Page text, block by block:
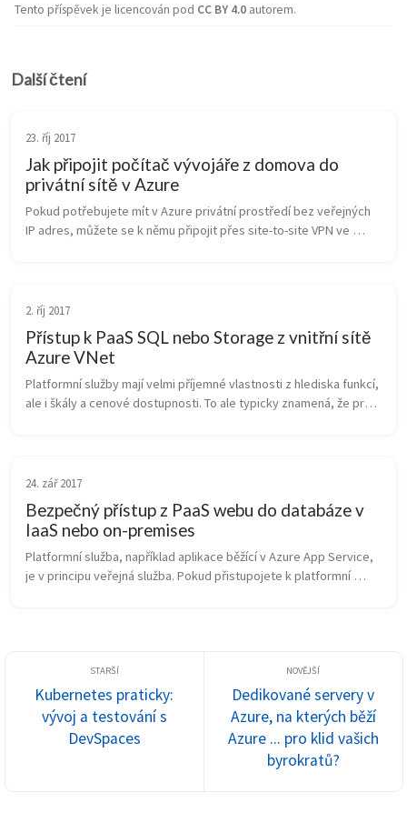
Tento příspěvek je licencován pod CC BY 4.0 autorem.
Další čtení
23. říj 2017
Jak připojit počítač vývojáře z domova do
privátní sítě v Azure
Pokud potřebujete mít v Azure privátní prostředí bez veřejných
IP adres, můžete se k němu připojit přes site-to-site VPN ve
2. říj 2017
Přístup k PaaS SQL nebo Storage z vnitřní sítě
Azure VNet
Platformní služby mají velmi příjemné vlastnosti z hlediska funkcí,
ale i škály a cenové dostupnosti. To ale typicky znamená, že pro
24. zář 2017
Bezpečný přístup z PaaS webu do databáze v
IaaS nebo on-premises
Platformní služba, například aplikace běžící v Azure App Service,
je v principu veřejná služba. Pokud přistupojete k platformní
Kubernetes praticky:
vývoj a testování s
DevSpaces
Dedikované servery v
Azure, na kterých běží
Azure ... pro klid vašich
byrokratů?